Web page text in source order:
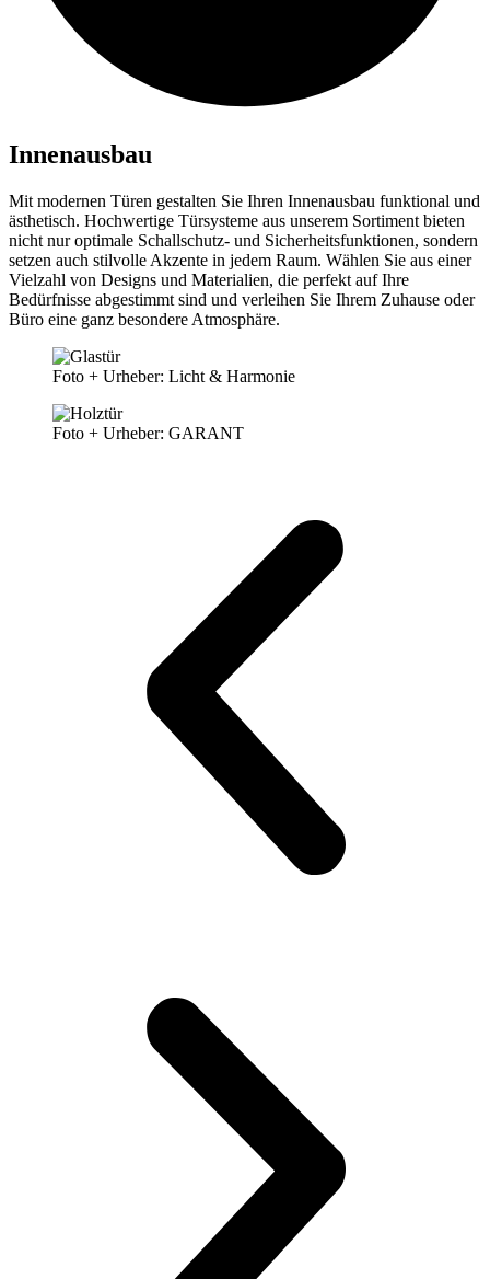
Innenausbau
Mit modernen Türen gestalten Sie Ihren Innenausbau funktional und
ästhetisch. Hochwertige Türsysteme aus unserem Sortiment bieten
nicht nur optimale Schallschutz- und Sicherheitsfunktionen, sondern
setzen auch stilvolle Akzente in jedem Raum. Wählen Sie aus einer
Vielzahl von Designs und Materialien, die perfekt auf Ihre
Bedürfnisse abgestimmt sind und verleihen Sie Ihrem Zuhause oder
Büro eine ganz besondere Atmosphäre.
Foto + Urheber: Licht & Harmonie
Foto + Urheber: GARANT